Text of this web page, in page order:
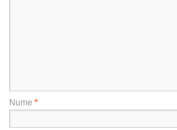
Nume *